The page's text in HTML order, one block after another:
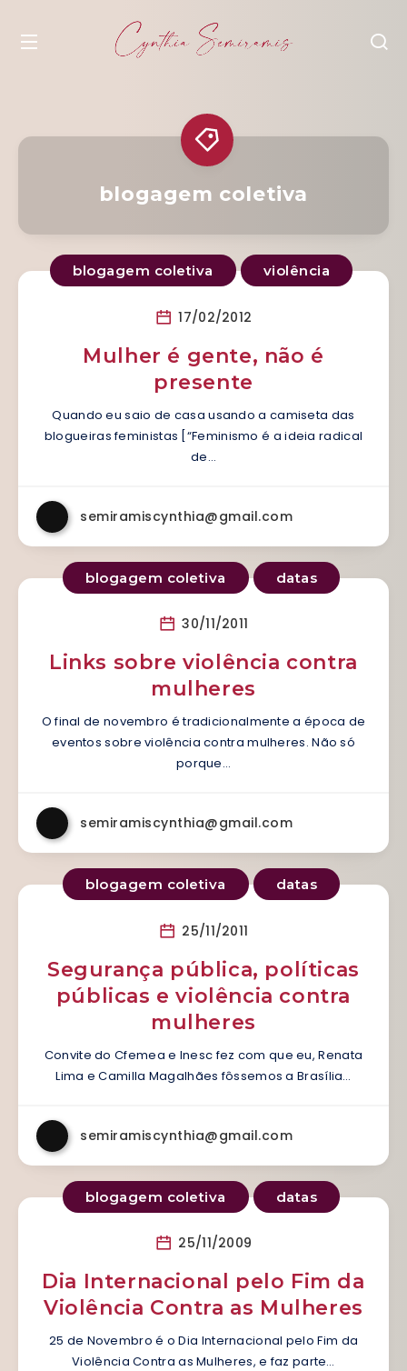
blogagem coletiva
blogagem coletiva violência
17/02/2012
Mulher é gente, não é
presente
Quando eu saio de casa usando a camiseta das
blogueiras feministas [“Feminismo é a ideia radical
de…
semiramiscynthia@gmail.com
blogagem coletiva datas
30/11/2011
Links sobre violência contra
mulheres
O final de novembro é tradicionalmente a época de
eventos sobre violência contra mulheres. Não só
porque…
semiramiscynthia@gmail.com
blogagem coletiva datas
25/11/2011
Segurança pública, políticas
públicas e violência contra
mulheres
Convite do Cfemea e Inesc fez com que eu, Renata
Lima e Camilla Magalhães fôssemos a Brasília…
semiramiscynthia@gmail.com
blogagem coletiva datas
25/11/2009
Dia Internacional pelo Fim da
Violência Contra as Mulheres
25 de Novembro é o Dia Internacional pelo Fim da
Violência Contra as Mulheres, e faz parte…